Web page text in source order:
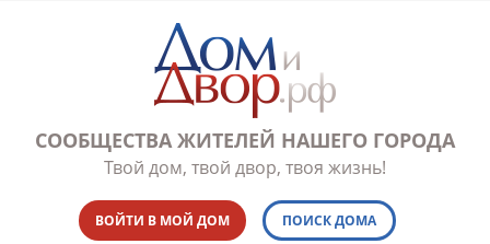
СООБЩЕСТВА ЖИТЕЛЕЙ НАШЕГО ГОРОДА
Твой дом, твой двор, твоя жизнь!
ВОЙТИ В МОЙ ДОМ ПОИСК ДОМА